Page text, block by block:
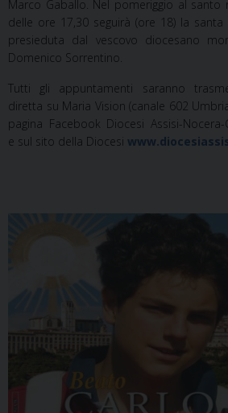
Marco Gaballo. Nel pomeriggio al santo
delle ore 17,30 seguirà (ore 18) la santa
presieduta dal vescovo diocesano
Domenico Sorrentino.
Tutti gli appuntamenti saranno
diretta su Maria Vision (canale 602
pagina Facebook Diocesi Assisi-Nocera-
e sul sito della Diocesi